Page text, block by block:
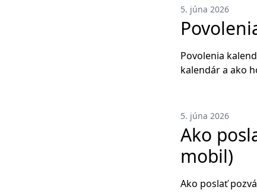
5. júna 2026
Povolenia
kalendár a ako
5. júna 2026
Ako
mobil)
Ako poslať